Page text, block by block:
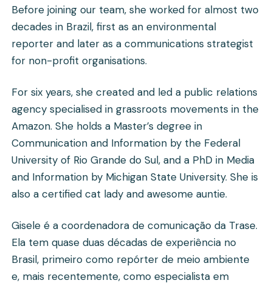
Before joining our team, she worked for almost two
decades in Brazil, first as an environmental
reporter and later as a communications strategist
for non-profit organisations.
For six years, she created and led a public relations
agency specialised in grassroots movements in the
Amazon. She holds a Master’s degree in
Communication and Information by the Federal
University of Rio Grande do Sul, and a PhD in Media
and Information by Michigan State University. She is
also a certified cat lady and awesome auntie.
Gisele é a coordenadora de comunicação da Trase.
Ela tem quase duas décadas de experiência no
Brasil, primeiro como repórter de meio ambiente
e, mais recentemente, como especialista em